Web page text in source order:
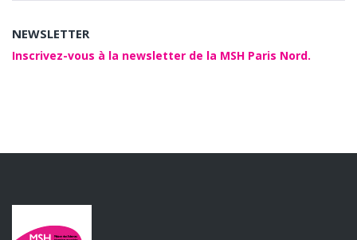
NEWSLETTER
Inscrivez-vous à la newsletter de la MSH Paris Nord.